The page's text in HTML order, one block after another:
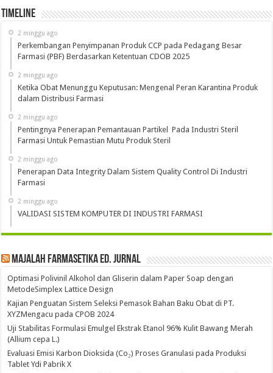
Timeline
2 minggu ago
Perkembangan Penyimpanan Produk CCP pada Pedagang Besar
Farmasi (PBF) Berdasarkan Ketentuan CDOB 2025
2 minggu ago
Ketika Obat Menunggu Keputusan: Mengenal Peran Karantina Produk
dalam Distribusi Farmasi
2 minggu ago
Pentingnya Penerapan Pemantauan Partikel Pada Industri Steril
Farmasi Untuk Pemastian Mutu Produk Steril
2 minggu ago
Penerapan Data Integrity Dalam Sistem Quality Control Di Industri
Farmasi
2 minggu ago
VALIDASI SISTEM KOMPUTER DI INDUSTRI FARMASI
Majalah Farmasetika Ed. Jurnal
Optimasi Polivinil Alkohol dan Gliserin dalam Paper Soap dengan
MetodeSimplex Lattice Design
Kajian Penguatan Sistem Seleksi Pemasok Bahan Baku Obat di PT.
XYZMengacu pada CPOB 2024
Uji Stabilitas Formulasi Emulgel Ekstrak Etanol 96% Kulit Bawang Merah
(Allium cepa L.)
Evaluasi Emisi Karbon Dioksida (Co₂) Proses Granulasi pada Produksi
Tablet Ydi Pabrik X